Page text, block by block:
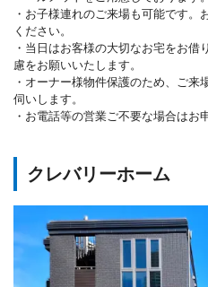
・お子様連れのご来場も可能です
ください。
・当日はお客様の大切なお宅をお
慮をお願いいたします。
・オーナー様物件保護のため、ご
伺いします。
・お電話等の営業ご不要な場合はお
クレバリーホーム